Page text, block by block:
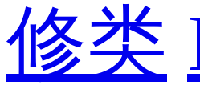
修类